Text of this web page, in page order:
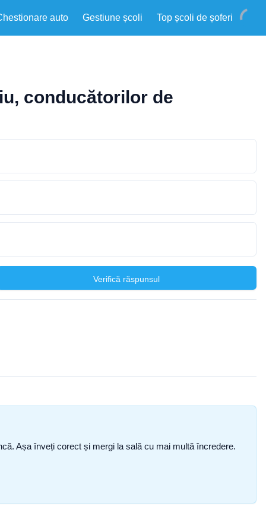
auto Gestiune școli Top școli de șoferi
conducătorilor de
Verifică răspunsul
Așa înveți corect și mergi la sală cu mai multă încredere.